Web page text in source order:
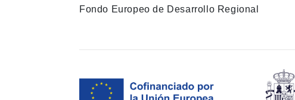
Fondo Europeo de Desarrollo Regional